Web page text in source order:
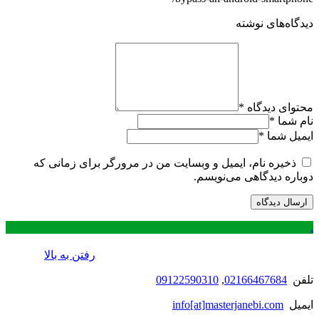
دیدگاه‌های نوشته
محتوای دیدگاه *
نام شما *
ایمیل شما *
ذخیره نام، ایمیل و وبسایت من در مرورگر برای زمانی که
دوباره دیدگاهی می‌نویسم.
.
رفتن به بالا
تلفن 02166467684
,
09122590310
ایمیل info[at]masterjanebi.com